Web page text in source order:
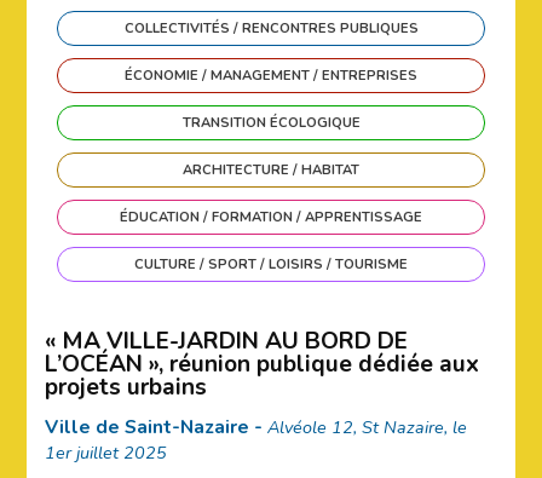
COLLECTIVITÉS / RENCONTRES PUBLIQUES
ÉCONOMIE / MANAGEMENT / ENTREPRISES
TRANSITION ÉCOLOGIQUE
ARCHITECTURE / HABITAT
ÉDUCATION / FORMATION / APPRENTISSAGE
CULTURE / SPORT / LOISIRS / TOURISME
« MA VILLE-JARDIN AU BORD DE
L’OCÉAN », réunion publique dédiée aux
projets urbains
Ville de Saint-Nazaire - Alvéole 12, St Nazaire, le
1er juillet 2025